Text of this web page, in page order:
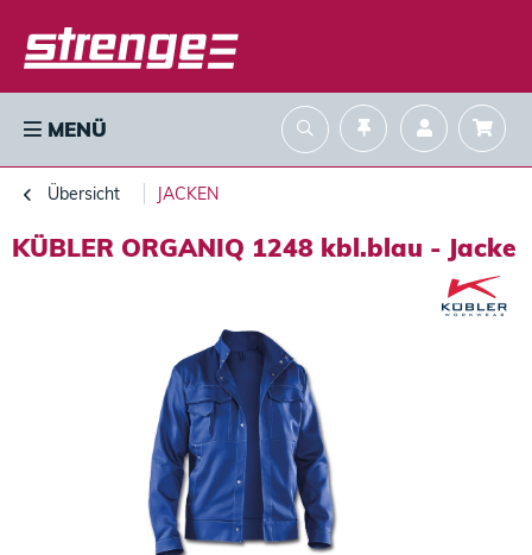
MENÜ
Übersicht JACKEN
KÜBLER ORGANIQ 1248 kbl.blau - Jacke